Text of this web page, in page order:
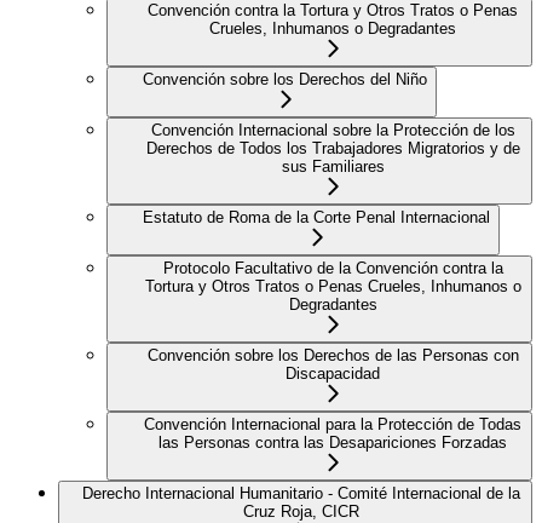
Convención contra la Tortura y Otros Tratos o Penas
Crueles, Inhumanos o Degradantes
Convención sobre los Derechos del Niño
Convención Internacional sobre la Protección de los
Derechos de Todos los Trabajadores Migratorios y de
sus Familiares
Estatuto de Roma de la Corte Penal Internacional
Protocolo Facultativo de la Convención contra la
Tortura y Otros Tratos o Penas Crueles, Inhumanos o
Degradantes
Convención sobre los Derechos de las Personas con
Discapacidad
Convención Internacional para la Protección de Todas
las Personas contra las Desapariciones Forzadas
Derecho Internacional Humanitario - Comité Internacional de la
Cruz Roja, CICR